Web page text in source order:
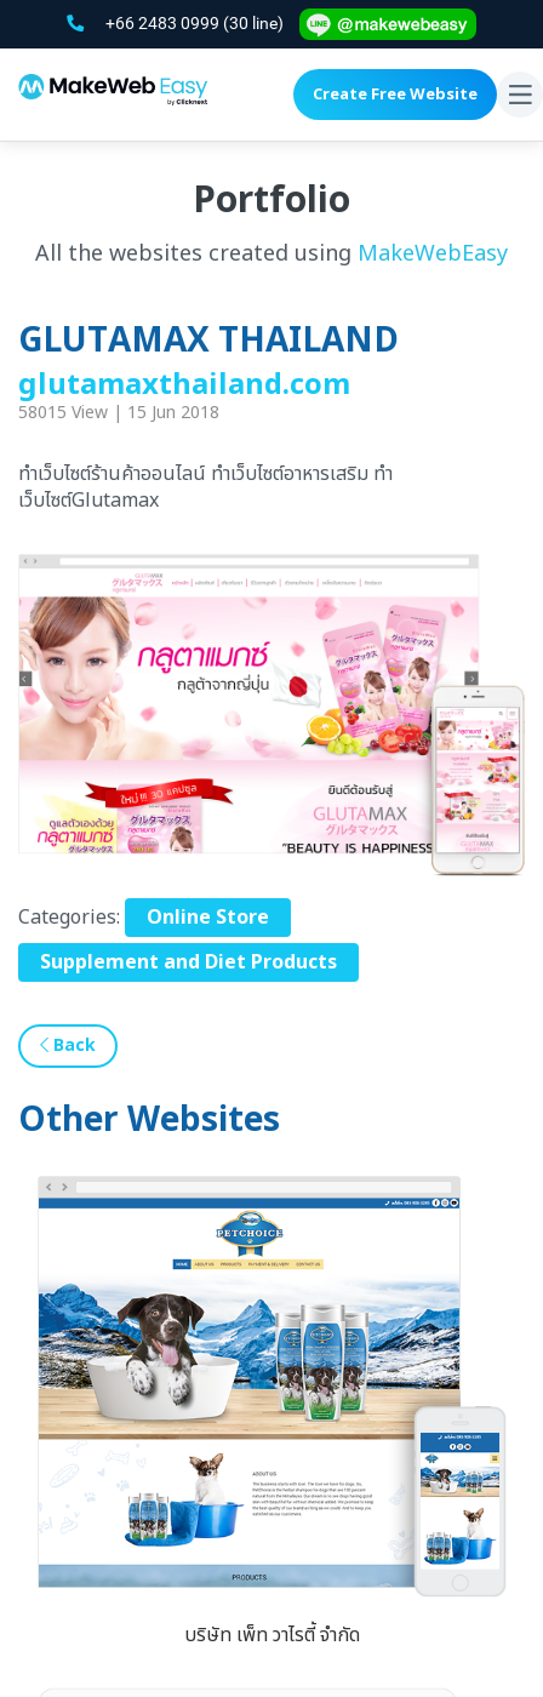
+66 2483 0999 (30 line)
Create Free Website
Portfolio
All the websites created using MakeWebEasy
GLUTAMAX THAILAND
glutamaxthailand.com
58015 View | 15 Jun 2018
ทำเว็บไซต์ร้านค้าออนไลน์ ทำเว็บไซต์อาหารเสริม ทำ
เว็บไซต์Glutamax
Categories:
Online Store
Supplement and Diet Products
Back
Other Websites
บริษัท เพ็ท วาไรตี้ จำกัด